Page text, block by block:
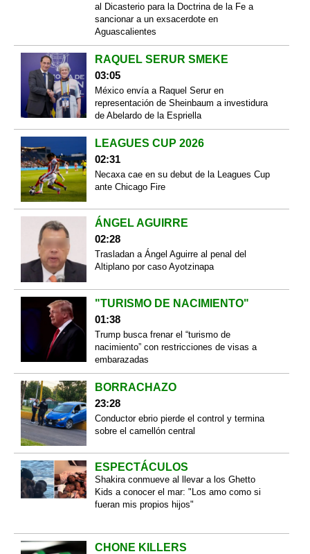
al Dicasterio para la Doctrina de la Fe a
sancionar a un exsacerdote en
Aguascalientes
RAQUEL SERUR SMEKE
03:05
México envía a Raquel Serur en
representación de Sheinbaum a investidura
de Abelardo de la Espriella
LEAGUES CUP 2026
02:31
Necaxa cae en su debut de la Leagues Cup
ante Chicago Fire
ÁNGEL AGUIRRE
02:28
Trasladan a Ángel Aguirre al penal del
Altiplano por caso Ayotzinapa
"TURISMO DE NACIMIENTO"
01:38
Trump busca frenar el “turismo de
nacimiento” con restricciones de visas a
embarazadas
BORRACHAZO
23:28
Conductor ebrio pierde el control y termina
sobre el camellón central
ESPECTÁCULOS
Shakira conmueve al llevar a los Ghetto
Kids a conocer el mar: "Los amo como si
fueran mis propios hijos"
CHONE KILLERS